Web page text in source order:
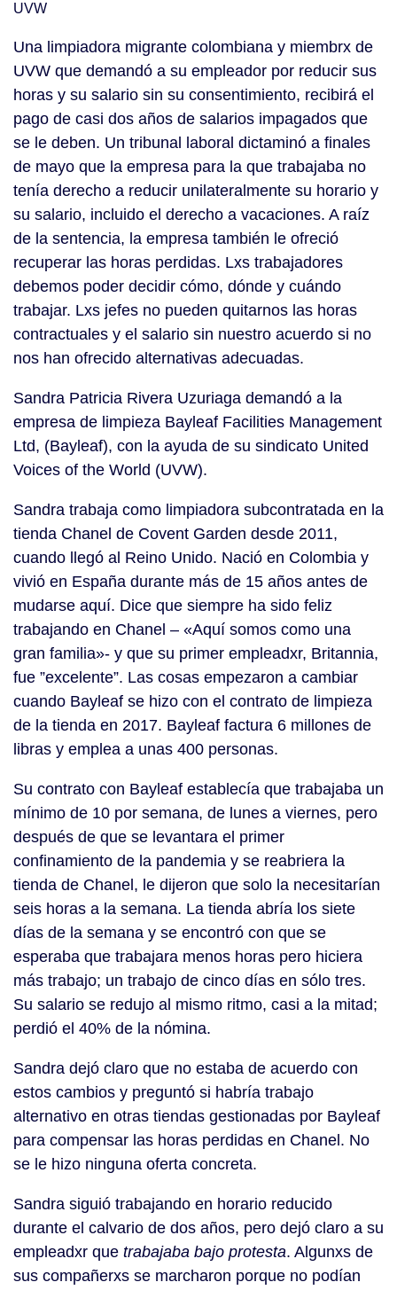
UVW
Una limpiadora migrante colombiana y miembrx de
UVW que demandó a su empleador por reducir sus
horas y su salario sin su consentimiento, recibirá el
pago de casi dos años de salarios impagados que
se le deben. Un tribunal laboral dictaminó a finales
de mayo que la empresa para la que trabajaba no
tenía derecho a reducir unilateralmente su horario y
su salario, incluido el derecho a vacaciones. A raíz
de la sentencia, la empresa también le ofreció
recuperar las horas perdidas. Lxs trabajadores
debemos poder decidir cómo, dónde y cuándo
trabajar. Lxs jefes no pueden quitarnos las horas
contractuales y el salario sin nuestro acuerdo si no
nos han ofrecido alternativas adecuadas.
Sandra Patricia Rivera Uzuriaga demandó a la
empresa de limpieza Bayleaf Facilities Management
Ltd, (Bayleaf), con la ayuda de su sindicato United
Voices of the World (UVW).
Sandra trabaja como limpiadora subcontratada en la
tienda Chanel de Covent Garden desde 2011,
cuando llegó al Reino Unido. Nació en Colombia y
vivió en España durante más de 15 años antes de
mudarse aquí. Dice que siempre ha sido feliz
trabajando en Chanel – «Aquí somos como una
gran familia»- y que su primer empleadxr, Britannia,
fue ”excelente”. Las cosas empezaron a cambiar
cuando Bayleaf se hizo con el contrato de limpieza
de la tienda en 2017. Bayleaf factura 6 millones de
libras y emplea a unas 400 personas.
Su contrato con Bayleaf establecía que trabajaba un
mínimo de 10 por semana, de lunes a viernes, pero
después de que se levantara el primer
confinamiento de la pandemia y se reabriera la
tienda de Chanel, le dijeron que solo la necesitarían
seis horas a la semana. La tienda abría los siete
días de la semana y se encontró con que se
esperaba que trabajara menos horas pero hiciera
más trabajo; un trabajo de cinco días en sólo tres.
Su salario se redujo al mismo ritmo, casi a la mitad;
perdió el 40% de la nómina.
Sandra dejó claro que no estaba de acuerdo con
estos cambios y preguntó si habría trabajo
alternativo en otras tiendas gestionadas por Bayleaf
para compensar las horas perdidas en Chanel. No
se le hizo ninguna oferta concreta.
Sandra siguió trabajando en horario reducido
durante el calvario de dos años, pero dejó claro a su
empleadxr que trabajaba bajo protesta. Algunxs de
sus compañerxs se marcharon porque no podían